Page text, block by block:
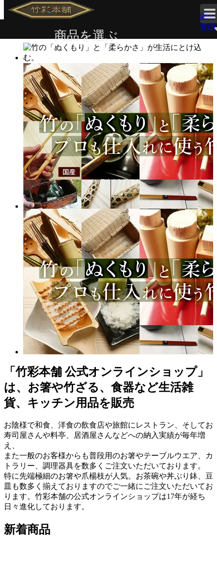
総合
案内
商品を選ぶ
「竹彩本舗 公式オンラインショップ」
は、お箸や竹ざる、食器など生活雑
貨、キッチン用品を販売
お陰様で和食、洋食の飲食店や旅館にレストラン、そしてお
寿司屋さんや料亭、居酒屋さんなどへの納入実績が毎年増
え、
また一般のお客様からも普段用のお箸やテーブルウエア、カ
トラリー、調理器具を数多くご注文いただいております。
特に先端極細のお箸や爪楊枝が人気。お茶碗や丼ぶり鉢、豆
皿も数多く揃えておりますのでご一緒にご注文いただいてお
ります。竹彩本舗の公式オンラインショップは17年が経ち
日々進化しております。
新着商品